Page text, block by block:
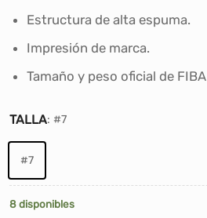
Estructura de alta espuma.
Impresión de marca.
Tamaño y peso oficial de FIBA
TALLA: #7
#7
8 disponibles